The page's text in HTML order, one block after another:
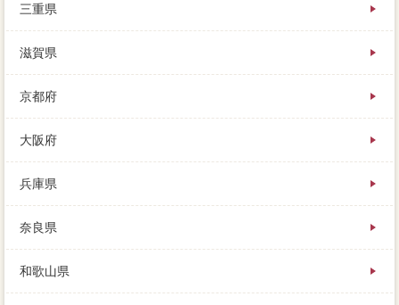
三重県
滋賀県
京都府
大阪府
兵庫県
奈良県
和歌山県